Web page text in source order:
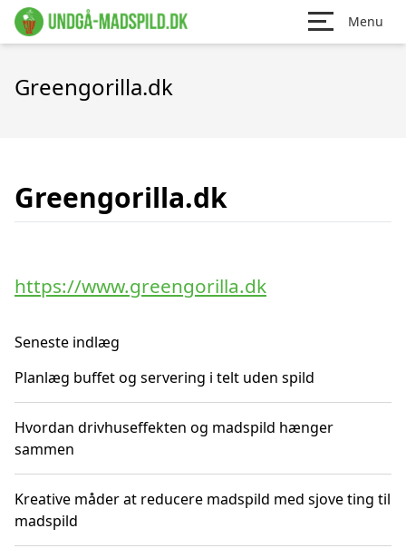
Menu
Greengorilla.dk
Greengorilla.dk
https://www.greengorilla.dk
Seneste indlæg
Planlæg buffet og servering i telt uden spild
Hvordan drivhuseffekten og madspild hænger
sammen
Kreative måder at reducere madspild med sjove ting til
madspild